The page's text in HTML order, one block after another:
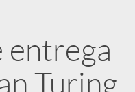
entrega
Turing